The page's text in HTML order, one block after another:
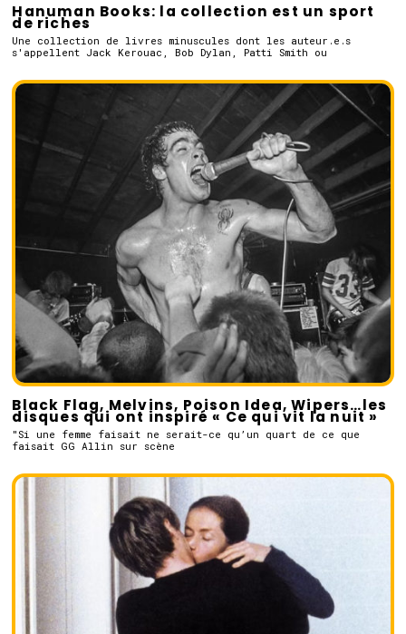
Hanuman Books: la collection est un sport
de riches
Une collection de livres minuscules dont les auteur.e.s
s'appellent Jack Kerouac, Bob Dylan, Patti Smith ou
Black Flag, Melvins, Poison Idea, Wipers…les
disques qui ont inspiré « Ce qui vit la nuit »
"Si une femme faisait ne serait-ce qu’un quart de ce que
faisait GG Allin sur scène